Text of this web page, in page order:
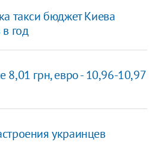
такси бюджет Киева
год
8,01 грн, евро - 10,96-10,97
украинцев